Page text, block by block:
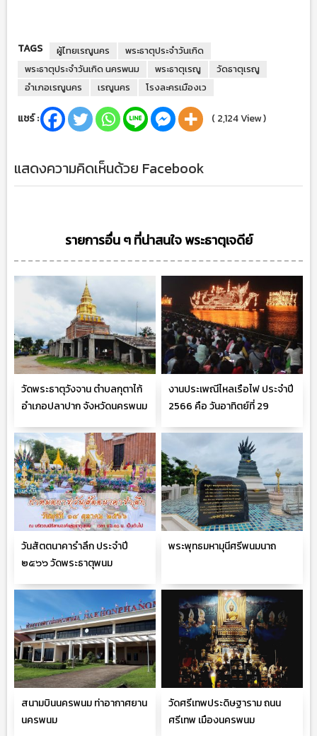
TAGS ผู้ไทยเรณูนคร
พระธาตุประจำวันเกิด
พระธาตุประจำวันเกิด นครพนม
พระธาตุเรณู
วัดธาตุเรณู
อำเภอเรณูนคร
เรณูนคร โรงละครเมืองเว
แชร์ : ( 2,124 View )
แสดงความคิดเห็นด้วย Facebook
รายการอื่น ๆ ที่น่าสนใจ พระธาตุเจดีย์
วัดพระธาตุวังจาน ตำบลกุตาไก้
อำเภอปลาปาก จังหวัดนครพนม
งานประเพณีไหลเรือไฟ ประจำปี
2566 คือ วันอาทิตย์ที่ 29
วันสัตตนาคารำลึก ประจำปี
๒๕๖๖ วัดพระธาตุพนม
วรมหาวิหาร จ.นครพนม
พระพุทธมหามุนีศรีพนมนาถ
สนามบินนครพนม ท่าอากาศยาน
นครพนม
วัดศรีเทพประดิษฐาราม ถนน
ศรีเทพ เมืองนครพนม